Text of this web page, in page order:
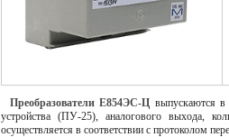
Преобразователи Е854ЭС-Ц выпускаются
устройства (ПУ-25), аналогового выхода,
осуществляется в соответствии с протоколом